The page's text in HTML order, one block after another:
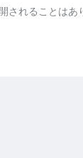
されることはあ